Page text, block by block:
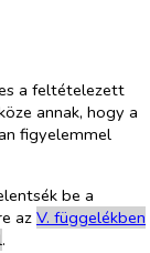
a feltételezett
annak, hogy a
figyelemmel
be a
az V. függelékben
.